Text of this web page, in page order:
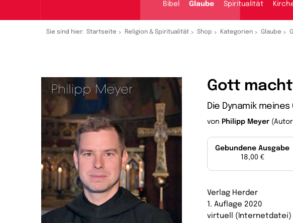
Bibel Glaube Spiritualität
Sie sind hier: Startseite Religion & Spiritualität Shop Kategorien Glaube
Gott
Die Dynamik meines
von Philipp Meyer
Gebundene Ausgabe
18,00 €
Verlag Herder
1. Auflage 2020
virtuell (Internetdatei)